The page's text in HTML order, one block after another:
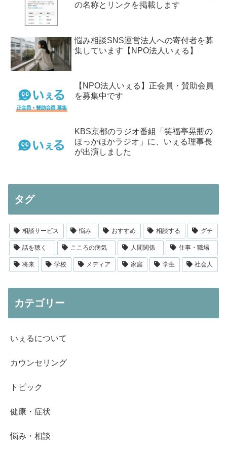
の名称とリンクを掲載します
悩み相談SNS運営法人への寄付者を募
集しています【NPO法人いぇる】
【NPO法人いぇる】正会員・賛助会員
を募集中です
KBS京都のラジオ番組「笑福亭晃瓶の
ほっかほかラジオ」に、いぇる理事長
が出演しました
タグ
相談サービス 悩み おすすめ 相談する グチ
話を聴く こころの病気 人間関係 仕事・職場
将来 学校 メディア 家庭 学生 社会人
カテゴリー
いぇるについて
カウンセリング
トピック
健康・症状
悩み・相談